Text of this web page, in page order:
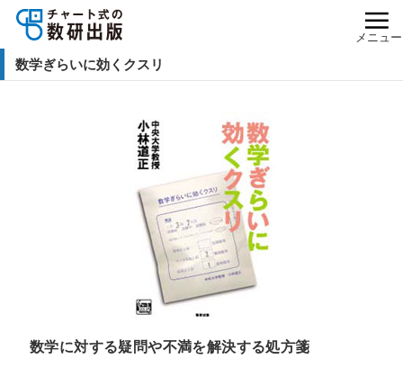
メニュー
数学ぎらいに効くクスリ
数学に対する疑問や不満を解決する処方箋